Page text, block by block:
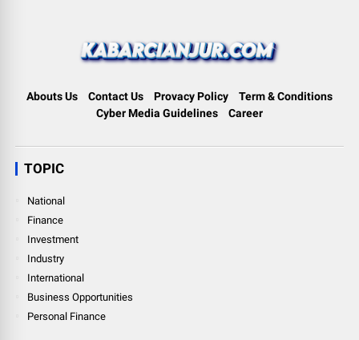
Abouts Us Contact Us Provacy Policy
Term & Conditions
Cyber Media Guidelines
Career
TOPIC
National
Finance
Investment
Industry
International
Business Opportunities
Personal Finance